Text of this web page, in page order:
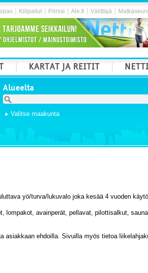
Kilipailut Pörssi Ale.fi Välittäjä
KARTAT JA REITIT
Alueelta
Valitse maakunta
yö/turva/lukuvalo joka kesää 4 vuoden
lompakot, avainperät, pellavat, pilottisalkut,
asiakkaan ehdoilla. Sivuilla myös tietoa